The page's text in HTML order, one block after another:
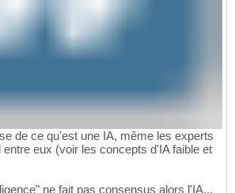
de ce qu'est une IA, même les experts
eux (voir les concepts d'IA faible et
ne fait pas consensus alors l'IA...